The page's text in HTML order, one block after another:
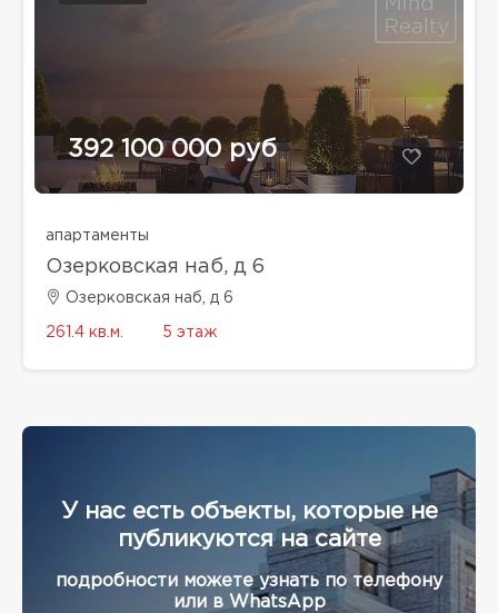
392 100 000 руб
апартаменты
Озерковская наб, д 6
Озерковская наб, д 6
261.4 кв.м. 5 этаж
У нас есть объекты, которые не
публикуются на сайте
подробности можете узнать по телефону
или в WhatsApp